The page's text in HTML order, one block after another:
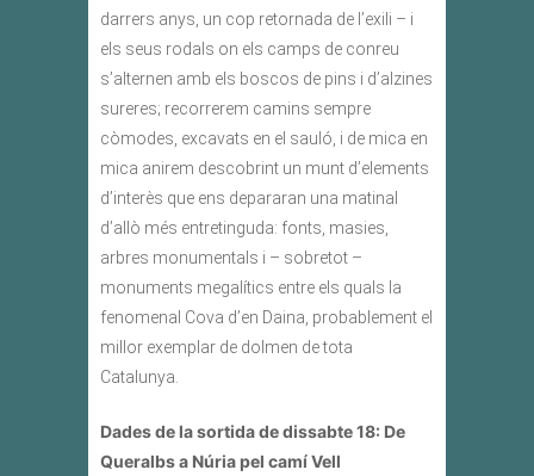
darrers anys, un cop retornada de l’exili – i
els seus rodals on els camps de conreu
s’alternen amb els boscos de pins i d’alzines
sureres; recorrerem camins sempre
còmodes, excavats en el sauló, i de mica en
mica anirem descobrint un munt d’elements
d’interès que ens depararan una matinal
d’allò més entretinguda: fonts, masies,
arbres monumentals i – sobretot –
monuments megalítics entre els quals la
fenomenal Cova d’en Daina, probablement el
millor exemplar de dolmen de tota
Catalunya.
Dades de la sortida de dissabte 18: De
Queralbs a Núria pel camí Vell